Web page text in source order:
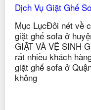
Dịch Vụ Giặt Ghế
Mục LụcĐôi nét về
giặt ghế sofa ở huyện
GIẶT VÀ VỆ SINH
rất nhiều khách hàng
giặt ghế sofa ở Quận
không